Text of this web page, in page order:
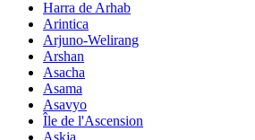
Harra de Arhab
Arintica
Arjuno-Welirang
Arshan
Asacha
Asama
Asavyo
Île de l'Ascension
Askja